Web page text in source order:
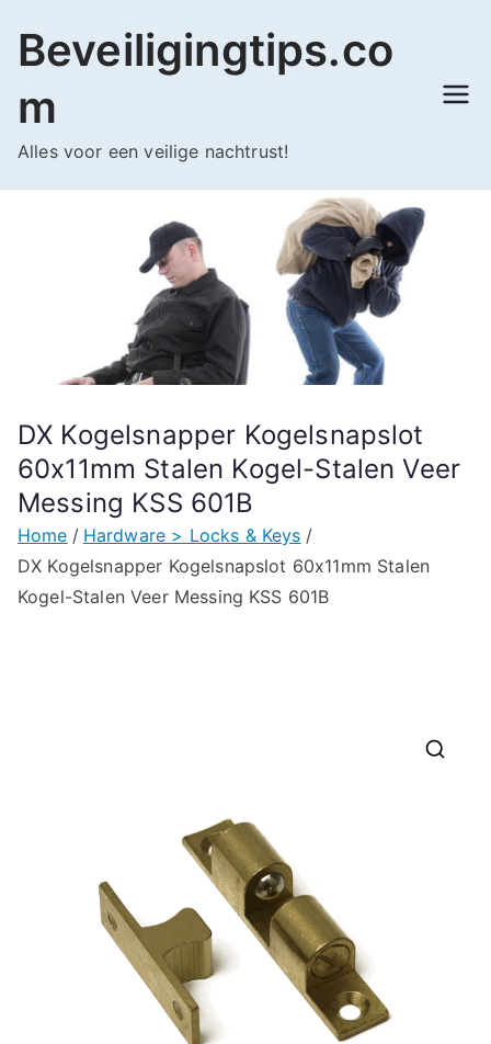
naar
inhoud
Beveiligingtips.co
m
Alles voor een veilige nachtrust!
DX Kogelsnapper Kogelsnapslot
60x11mm Stalen Kogel-Stalen Veer
Messing KSS 601B
Home
Hardware > Locks & Keys
DX Kogelsnapper Kogelsnapslot 60x11mm Stalen
Kogel-Stalen Veer Messing KSS 601B